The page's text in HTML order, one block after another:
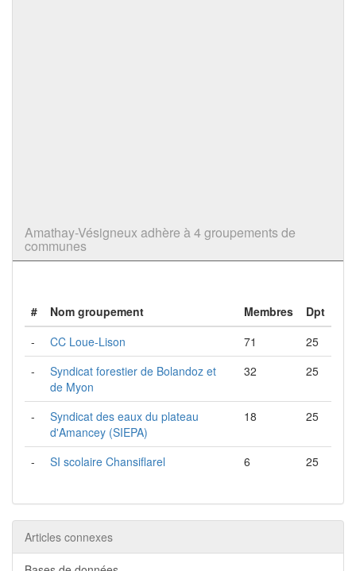
Amathay-Vésigneux adhère à 4 groupements de
communes
# Nom groupement Membres
Dpt
-
CC Loue-Lison 71
25
-
Syndicat forestier de Bolandoz et
de Myon
32 25
-
Syndicat des eaux du plateau
d'Amancey (SIEPA)
18 25
- SI scolaire Chansiflarel 6 25
Articles connexes